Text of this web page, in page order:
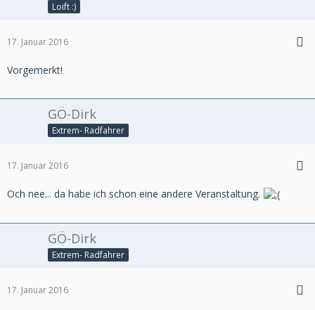
Loift :)
17. Januar 2016
Vorgemerkt!
GÖ-Dirk
Extrem- Radfahrer
17. Januar 2016
Och nee... da habe ich schon eine andere Veranstaltung.
GÖ-Dirk
Extrem- Radfahrer
17. Januar 2016